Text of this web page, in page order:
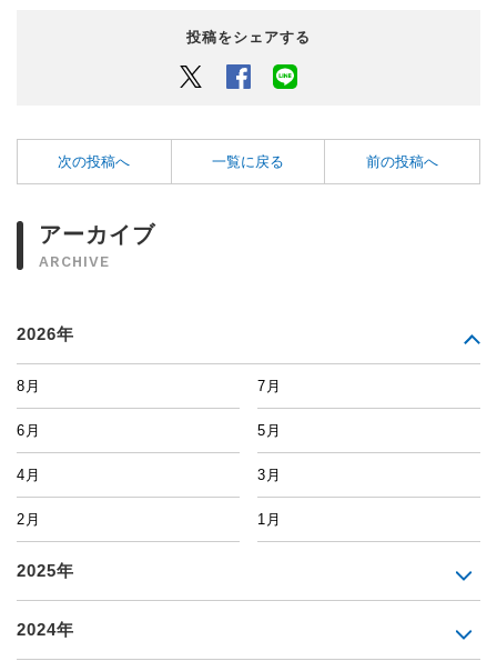
投稿をシェアする
Twitter Facebook
次の投稿へ 一覧に戻る 前の投稿へ
アーカイブ
ARCHIVE
2026年
8月 7月
6月 5月
4月 3月
2月 1月
2025年
2024年